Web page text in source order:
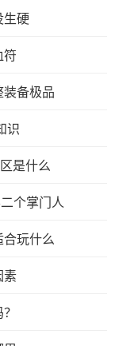
生硬
符
备极品
识
是什么
个掌门人
玩什么
素